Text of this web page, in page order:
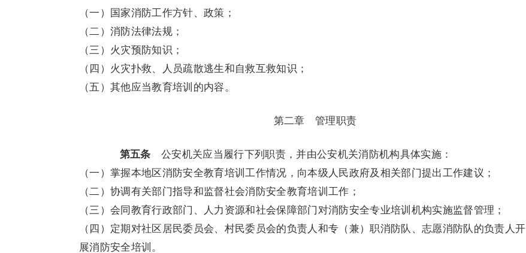
（一）国家消防工作方针、政策；
（二）消防法律法规；
（三）火灾预防知识；
（四）火灾扑救、人员疏散逃生和自救互救知识；
（五）其他应当教育培训的内容。
第二章 管理职责
第五条 公安机关应当履行下列职责，并由公安机关消防机构具体实施：
（一）掌握本地区消防安全教育培训工作情况，向本级人民政府及相关部门提出工作建议；
（二）协调有关部门指导和监督社会消防安全教育培训工作；
（三）会同教育行政部门、人力资源和社会保障部门对消防安全专业培训机构实施监督管理；
（四）定期对社区居民委员会、村民委员会的负责人和专（兼）职消防队、志愿消防队的负责人开
展消防安全培训。